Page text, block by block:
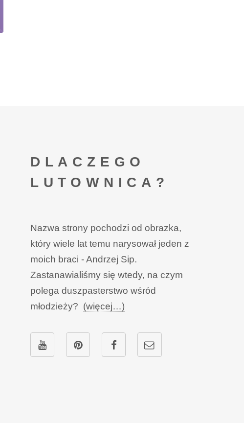
DLACZEGO
LUTOWNICA?
Nazwa strony pochodzi od obrazka,
który wiele lat temu narysował jeden z
moich braci - Andrzej Sip.
Zastanawialiśmy się wtedy, na czym
polega duszpasterstwo wśród
młodzieży? (więcej…)